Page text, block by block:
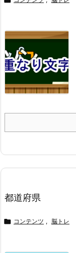
都道府県
 コンテンツ , 脳トレ